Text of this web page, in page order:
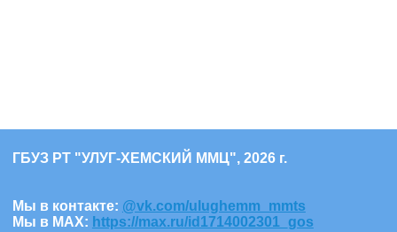
ГБУЗ РТ "УЛУГ-ХЕМСКИЙ ММЦ", 2026 г.
Мы в контакте: @vk.com/ulughemm_mmts
Мы в МАХ: https://max.ru/id1714002301_gos